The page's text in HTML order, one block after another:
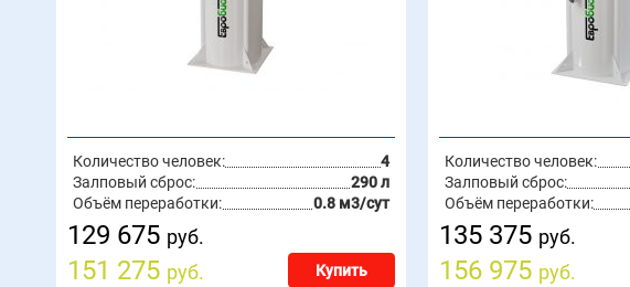
Количество человек:
4
Залповый сброс:
290 л
Объём переработки:
0.8 м3/сут
129 675 руб.
151 275 руб. Купить
Количество человек:
Залповый сброс:
Объём переработки:
135 375 руб.
156 975 руб.